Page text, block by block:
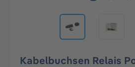
Kabelbuchsen Relais